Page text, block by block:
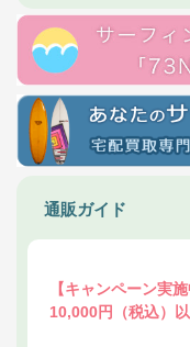
通販ガイド
【キャンペーン実施
10,000円（税込）